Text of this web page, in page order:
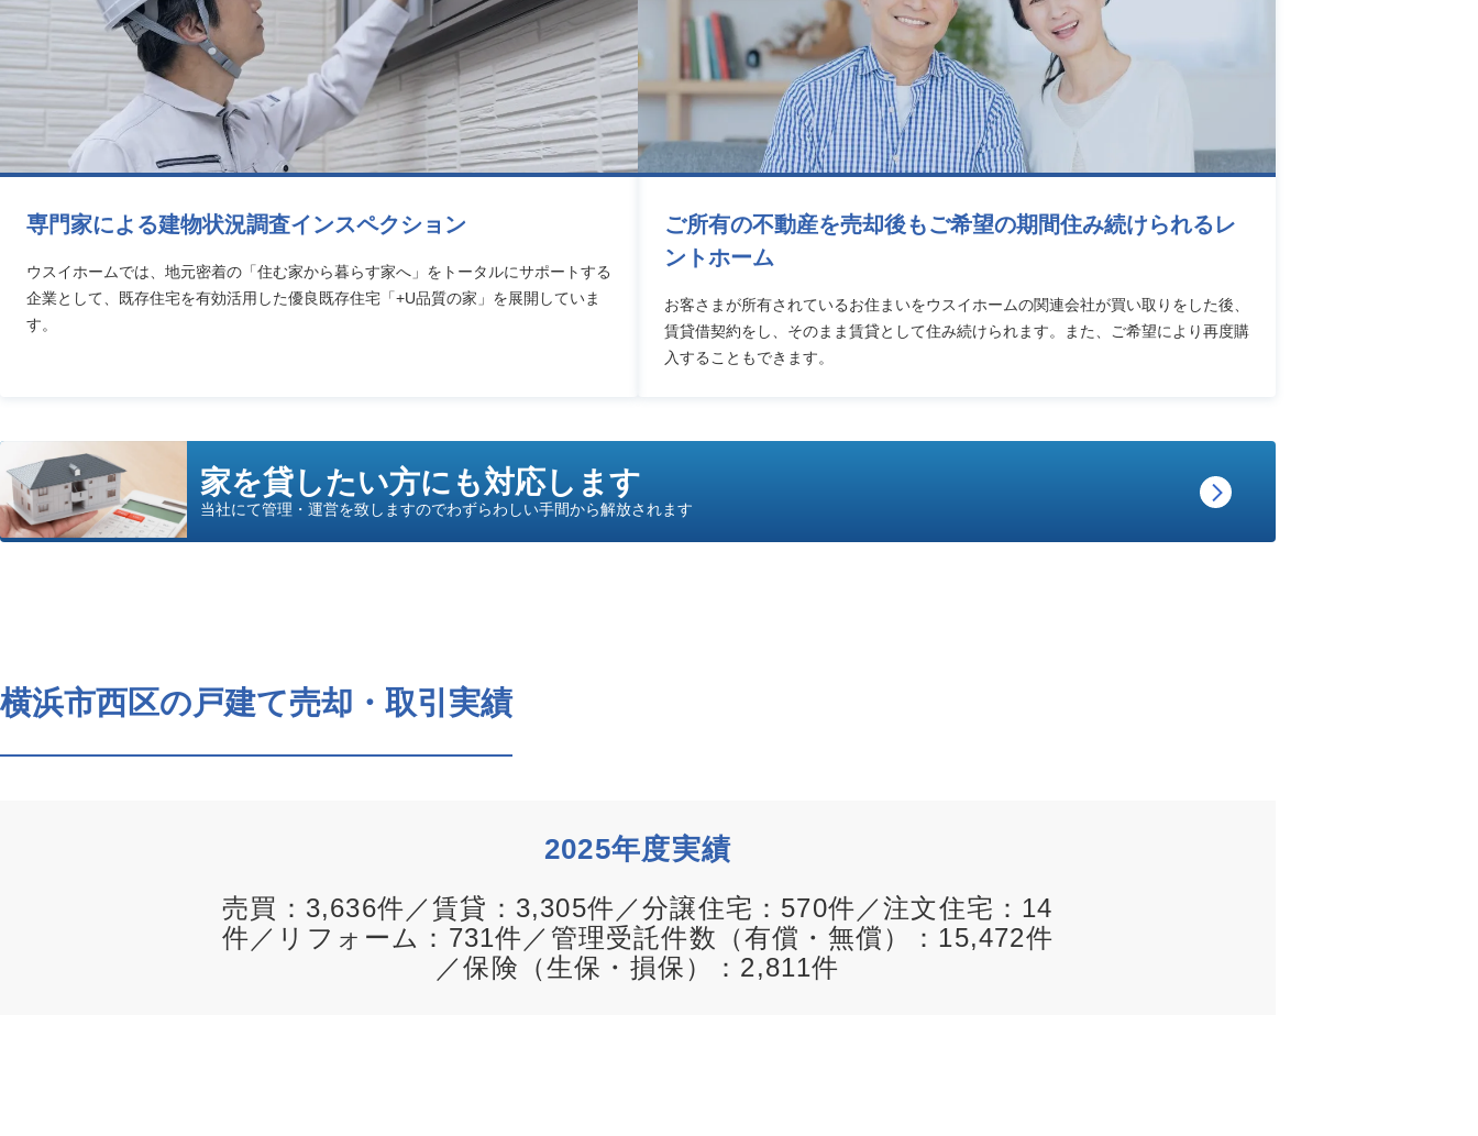
専門家による建物状況調査インスペクション
ウスイホームでは、地元密着の「住む家から暮らす家へ」をトータルにサポートする
企業として、既存住宅を有効活用した優良既存住宅「+U品質の家」を展開していま
す。
ご所有の不動産を売却後もご希望の期間住み続けられるレ
ントホーム
お客さまが所有されているお住まいをウスイホームの関連会社が買い取りをした後、
賃貸借契約をし、そのまま賃貸として住み続けられます。また、ご希望により再度購
入することもできます。
家を貸したい方にも対応します
当社にて管理・運営を致しますのでわずらわしい手間から解放されます
横浜市西区の戸建て売却・取引実績
2025年度実績
売買：3,636件／賃貸：3,305件／分譲住宅：570件／注文住宅：14
件／リフォーム：731件／管理受託件数（有償・無償）：15,472件
／保険（生保・損保）：2,811件